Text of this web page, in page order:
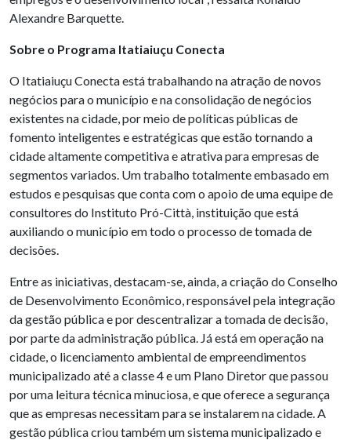
Alexandre Barquette.
Sobre o Programa Itatiaiuçu Conecta
O Itatiaiuçu Conecta está trabalhando na atração de novos
negócios para o município e na consolidação de negócios
existentes na cidade, por meio de políticas públicas de
fomento inteligentes e estratégicas que estão tornando a
cidade altamente competitiva e atrativa para empresas de
segmentos variados. Um trabalho totalmente embasado em
estudos e pesquisas que conta com o apoio de uma equipe de
consultores do Instituto Pró-Città, instituição que está
auxiliando o município em todo o processo de tomada de
decisões.
Entre as iniciativas, destacam-se, ainda, a criação do Conselho
de Desenvolvimento Econômico, responsável pela integração
da gestão pública e por descentralizar a tomada de decisão,
por parte da administração pública. Já está em operação na
cidade, o licenciamento ambiental de empreendimentos
municipalizado até a classe 4 e um Plano Diretor que passou
por uma leitura técnica minuciosa, e que oferece a segurança
que as empresas necessitam para se instalarem na cidade. A
gestão pública criou também um sistema municipalizado e